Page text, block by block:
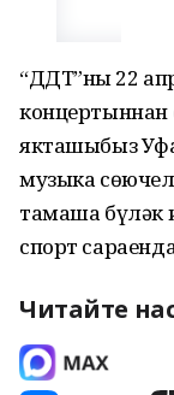
“ДДТ”ның 22
концертыннан
якташыбыз
музыка
тамаша бүләк
спорт
Читайте